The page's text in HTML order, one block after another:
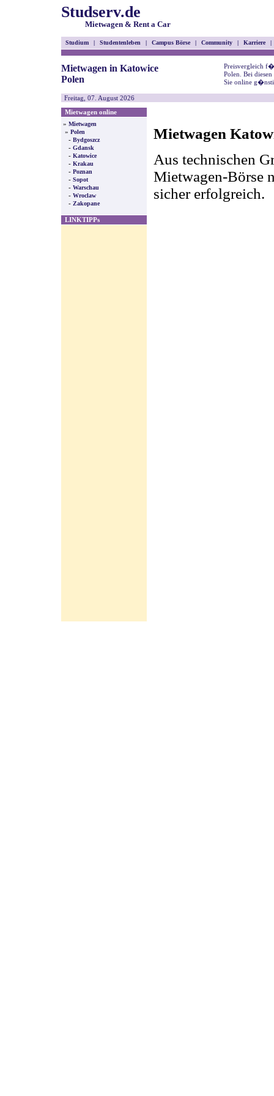
Studserv.de
Mietwagen & Rent a Car
Studium | Studentenleben | Campus Börse | Community | Karriere |
Mietwagen in Katowice
Polen
Preisvergleich
Polen. Bei
Sie online
Freitag, 07. August 2026
Mietwagen online
» Mietwagen
» Polen
- Bydgoszcz
- Gdansk
- Katowice
- Krakau
- Poznan
- Sopot
- Warschau
- Wroclaw
- Zakopane
LINKTIPPs
Mietwagen
Aus technischen
Mietwagen-Börse
sicher erfolgreich.